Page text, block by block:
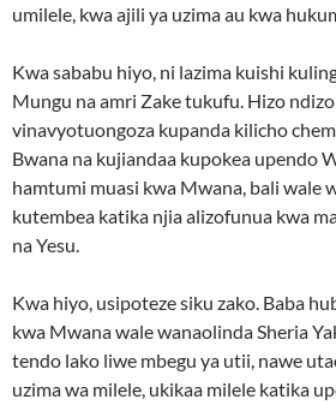
umilele, kwa ajili ya uzima au kwa
Kwa sababu hiyo, ni lazima kuishi
Mungu na amri Zake tukufu. Hizo
vinavyotuongoza kupanda kilicho
Bwana na kujiandaa kupokea upendo
hamtumi muasi kwa Mwana, bali wale
kutembea katika njia alizofunua kwa
na Yesu.
Kwa hiyo, usipoteze siku zako. Baba
kwa Mwana wale wanaolinda Sheria
tendo lako liwe mbegu ya utii, nawe
uzima wa milele, ukikaa milele katika